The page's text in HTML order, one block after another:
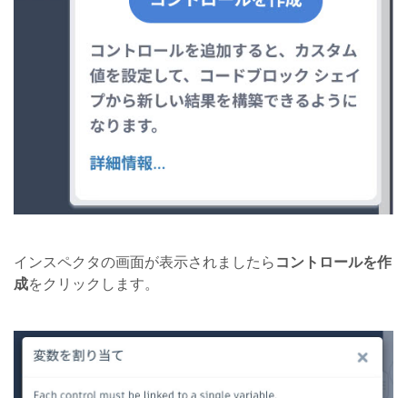
インスペクタの画面が表示されましたら コントロールを作
成をクリックします。